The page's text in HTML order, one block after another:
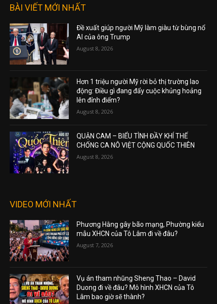
BÀI VIẾT MỚI NHẤT
Đề xuất giúp người Mỹ làm giàu từ bùng nổ
AI của ông Trump
August 8, 2026
Hơn 1 triệu người Mỹ rời bỏ thị trường lao
động: Điều gì đang đẩy cuộc khủng hoảng
lên đỉnh điểm?
August 8, 2026
QUẬN CAM – BIỂU TÌNH ĐẦY KHÍ THẾ
CHỐNG CA NÔ VIỆT CỘNG QUỐC THIÊN
August 8, 2026
VIDEO MỚI NHẤT
Phương Hằng gây bão mạng, Phường kiểu
mẫu XHCN của Tô Lâm đi về đâu?
August 7, 2026
Vụ án tham nhũng Sheng Thao – David
Duong đi về đâu? Mô hình XHCN của Tô
Lâm bao giờ sẽ thành?